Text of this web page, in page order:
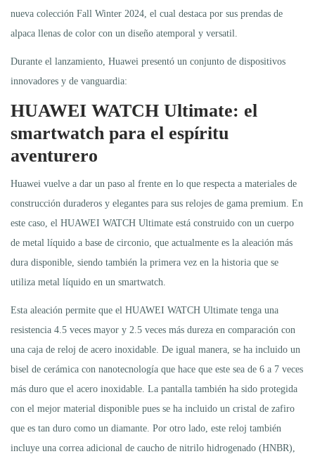
nueva colección Fall Winter 2024, el cual destaca por sus prendas de
alpaca llenas de color con un diseño atemporal y versatil.
Durante el lanzamiento, Huawei presentó un conjunto de dispositivos
innovadores y de vanguardia:
HUAWEI WATCH Ultimate: el
smartwatch para el espíritu
aventurero
Huawei vuelve a dar un paso al frente en lo que respecta a materiales de
construcción duraderos y elegantes para sus relojes de gama premium. En
este caso, el HUAWEI WATCH Ultimate está construido con un cuerpo
de metal líquido a base de circonio, que actualmente es la aleación más
dura disponible, siendo también la primera vez en la historia que se
utiliza metal líquido en un smartwatch.
Esta aleación permite que el HUAWEI WATCH Ultimate tenga una
resistencia 4.5 veces mayor y 2.5 veces más dureza en comparación con
una caja de reloj de acero inoxidable. De igual manera, se ha incluido un
bisel de cerámica con nanotecnología que hace que este sea de 6 a 7 veces
más duro que el acero inoxidable. La pantalla también ha sido protegida
con el mejor material disponible pues se ha incluido un cristal de zafiro
que es tan duro como un diamante. Por otro lado, este reloj también
incluye una correa adicional de caucho de nitrilo hidrogenado (HNBR),